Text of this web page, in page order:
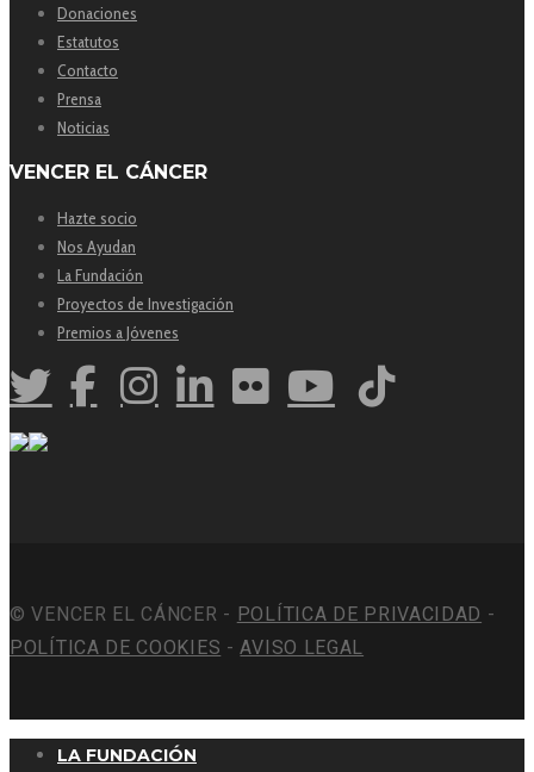
Donaciones
Estatutos
Contacto
Prensa
Noticias
VENCER EL CÁNCER
Hazte socio
Nos Ayudan
La Fundación
Proyectos de Investigación
Premios a Jóvenes
© VENCER EL CÁNCER - POLÍTICA DE PRIVACIDAD -
POLÍTICA DE COOKIES -AVISO LEGAL
LA FUNDACIÓN